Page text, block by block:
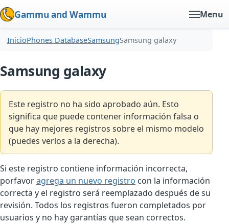
Gammu and Wammu Menu
InicioPhones DatabaseSamsungSamsung galaxy
Samsung galaxy
Este registro no ha sido aprobado aún. Esto
significa que puede contener información falsa o
que hay mejores registros sobre el mismo modelo
(puedes verlos a la derecha).
Si este registro contiene información incorrecta,
porfavoragrega un nuevo registro con la información
correcta y el registro será reemplazado después de su
revisión. Todos los registros fueron completados por
usuarios y no hay garantías que sean correctos.